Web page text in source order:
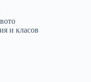
и класов